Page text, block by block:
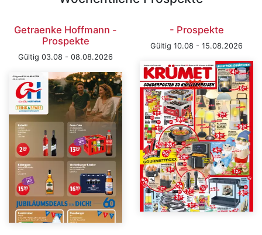
Getraenke Hoffmann -
Prospekte
Gültig 03.08 - 08.08.2026
- Prospekte
Gültig 10.08 - 15.08.2026